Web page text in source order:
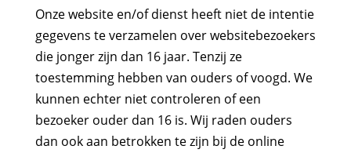
Onze website en/of dienst heeft niet de intentie
gegevens te verzamelen over websitebezoekers
die jonger zijn dan 16 jaar. Tenzij ze
toestemming hebben van ouders of voogd. We
kunnen echter niet controleren of een
bezoeker ouder dan 16 is. Wij raden ouders
dan ook aan betrokken te zijn bij de online